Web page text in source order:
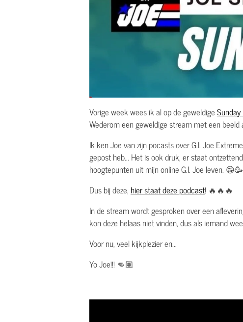
Vorige week wees ik al op de geweldige
Wederom een geweldige stream met een
Ik ken Joe van zijn pocasts over G.I. Joe
gepost heb... Het is ook druk, er staat
hoogtepunten uit mijn online G.I. Joe leven. 😁🥳
Dus bij deze, hier staat deze podcast! 🔥🔥🔥
In de stream wordt gesproken over een
kon deze helaas niet vinden, dus als iemand
Voor nu, veel kijkplezier en...
Yo Joe!!! 👊🏽